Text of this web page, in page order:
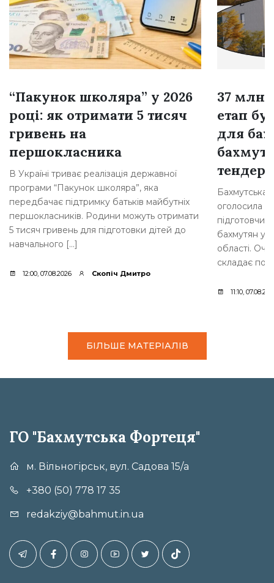
“Пакунок школяра” у 2026
році: як отримати 5 тисяч
гривень на
першокласника
В Україні триває реалізація державної
програми “Пакунок школяра”, яка
передбачає підтримку батьків майбутніх
першокласників. Родини можуть отримати
5 тисяч гривень для підготовки дітей до
навчального […]
12:00, 07.08.2026 Скопіч Дмитро
37 млн
етап
для
тендер
Бахмутська
оголосила
бахмутян у
області.
складає
11:10,
БІЛЬШЕ МАТЕРІАЛІВ
ГО "Бахмутська Фортеця"
м. Вільногірськ, вул. Садова 15/а
+380 (50) 778 17 35
redakziy@bahmut.in.ua